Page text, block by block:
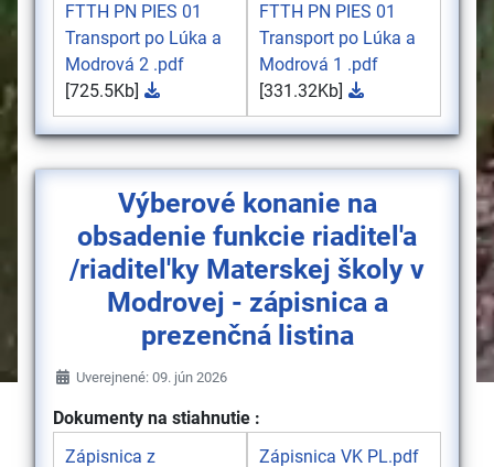
FTTH PN PIES 01
Transport po Lúka a
Modrová 2 .pdf
[725.5Kb]
FTTH PN PIES 01
Transport po Lúka a
Modrová 1 .pdf
[331.32Kb]
Výberové konanie na
obsadenie funkcie riaditel'a
/riaditel'ky Materskej školy v
Modrovej - zápisnica a
prezenčná listina
Uverejnené: 09. jún 2026
Dokumenty na stiahnutie :
Zápisnica z
Zápisnica VK PL.pdf